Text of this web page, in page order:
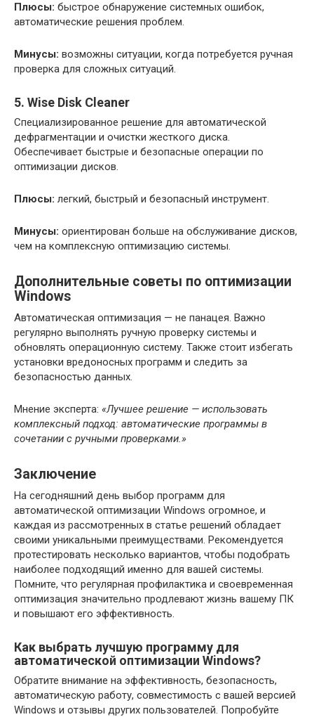
Плюсы: быстрое обнаружение системных ошибок,
автоматические решения проблем.
Минусы: возможны ситуации, когда потребуется ручная
проверка для сложных ситуаций.
5. Wise Disk Cleaner
Специализированное решение для автоматической
дефрагментации и очистки жесткого диска.
Обеспечивает быстрые и безопасные операции по
оптимизации дисков.
Плюсы: легкий, быстрый и безопасный инструмент.
Минусы: ориентирован больше на обслуживание дисков,
чем на комплексную оптимизацию системы.
Дополнительные советы по оптимизации
Windows
Автоматическая оптимизация — не панацея. Важно
регулярно выполнять ручную проверку системы и
обновлять операционную систему. Также стоит избегать
установки вредоносных программ и следить за
безопасностью данных.
Мнение эксперта: «Лучшее решение — использовать
комплексный подход: автоматические программы в
сочетании с ручными проверками.»
Заключение
На сегодняшний день выбор программ для
автоматической оптимизации Windows огромное, и
каждая из рассмотренных в статье решений обладает
своими уникальными преимуществами. Рекомендуется
протестировать несколько вариантов, чтобы подобрать
наиболее подходящий именно для вашей системы.
Помните, что регулярная профилактика и своевременная
оптимизация значительно продлевают жизнь вашему ПК
и повышают его эффективность.
Как выбрать лучшую программу для
автоматической оптимизации Windows?
Обратите внимание на эффективность, безопасность,
автоматическую работу, совместимость с вашей версией
Windows и отзывы других пользователей. Попробуйте